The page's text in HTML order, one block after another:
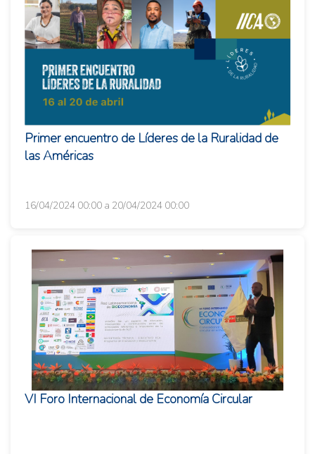
Primer encuentro de Líderes de la Ruralidad de
las Américas
16/04/2024 00:00 a 20/04/2024 00:00
VI Foro Internacional de Economía Circular